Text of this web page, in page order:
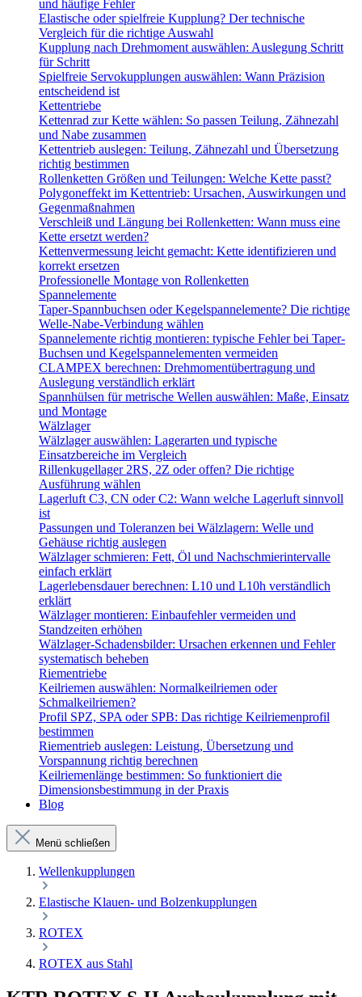
und häufige Fehler
Elastische oder spielfreie Kupplung? Der technische
Vergleich für die richtige Auswahl
Kupplung nach Drehmoment auswählen: Auslegung Schritt
für Schritt
Spielfreie Servokupplungen auswählen: Wann Präzision
entscheidend ist
Kettentriebe
Kettenrad zur Kette wählen: So passen Teilung, Zähnezahl
und Nabe zusammen
Kettentrieb auslegen: Teilung, Zähnezahl und Übersetzung
richtig bestimmen
Rollenketten Größen und Teilungen: Welche Kette passt?
Polygoneffekt im Kettentrieb: Ursachen, Auswirkungen und
Gegenmaßnahmen
Verschleiß und Längung bei Rollenketten: Wann muss eine
Kette ersetzt werden?
Kettenvermessung leicht gemacht: Kette identifizieren und
korrekt ersetzen
Professionelle Montage von Rollenketten
Spannelemente
Taper-Spannbuchsen oder Kegelspannelemente? Die richtige
Welle-Nabe-Verbindung wählen
Spannelemente richtig montieren: typische Fehler bei Taper-
Buchsen und Kegelspannelementen vermeiden
CLAMPEX berechnen: Drehmomentübertragung und
Auslegung verständlich erklärt
Spannhülsen für metrische Wellen auswählen: Maße, Einsatz
und Montage
Wälzlager
Wälzlager auswählen: Lagerarten und typische
Einsatzbereiche im Vergleich
Rillenkugellager 2RS, 2Z oder offen? Die richtige
Ausführung wählen
Lagerluft C3, CN oder C2: Wann welche Lagerluft sinnvoll
ist
Passungen und Toleranzen bei Wälzlagern: Welle und
Gehäuse richtig auslegen
Wälzlager schmieren: Fett, Öl und Nachschmierintervalle
einfach erklärt
Lagerlebensdauer berechnen: L10 und L10h verständlich
erklärt
Wälzlager montieren: Einbaufehler vermeiden und
Standzeiten erhöhen
Wälzlager-Schadensbilder: Ursachen erkennen und Fehler
systematisch beheben
Riementriebe
Keilriemen auswählen: Normalkeilriemen oder
Schmalkeilriemen?
Profil SPZ, SPA oder SPB: Das richtige Keilriemenprofil
bestimmen
Riementrieb auslegen: Leistung, Übersetzung und
Vorspannung richtig berechnen
Keilriemenlänge bestimmen: So funktioniert die
Dimensionsbestimmung in der Praxis
Blog
Menü schließen
Wellenkupplungen
Elastische Klauen- und Bolzenkupplungen
ROTEX
ROTEX aus Stahl